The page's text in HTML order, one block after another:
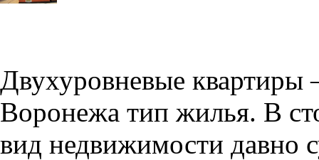
Двухуровневые квартиры
Воронежа тип жилья. В
вид недвижимости давно